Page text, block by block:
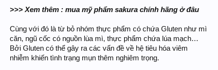
>>> Xem thêm : mua mỹ phẩm sakura chính hãng ở đâu
Cùng với đó là từ bỏ nhóm thực phẩm có chứa Gluten như mì
căn, ngũ cốc có nguồn lùa mì, thực phẩm chứa lúa mạch…
Bởi Gluten có thể gây ra các vấn đề về hệ tiêu hóa viêm
nhiễm khiến tình trạng mụn thêm nghiêm trọng.